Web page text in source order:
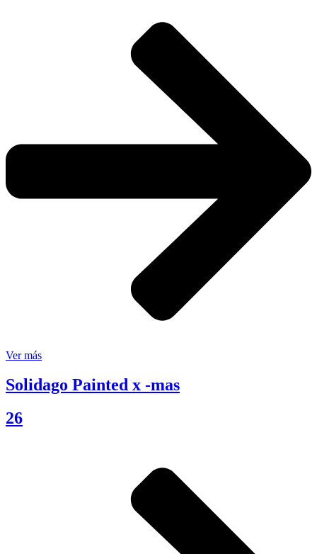
Ver más
Solidago Painted x -mas
26